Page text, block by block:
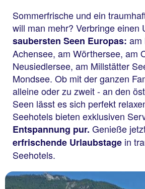
Sommerfrische und ein
will man mehr? Verbringe einen
saubersten Seen Europas: am
Achensee, am Wörthersee, am
Neusiedlersee, am Millstätter
Mondsee. Ob mit der ganzen
alleine oder zu zweit - an den
Seen lässt es sich perfekt
Seehotels bieten exklusiven
Entspannung pur. Genieße
erfrischende Urlaubstage in
Seehotels.